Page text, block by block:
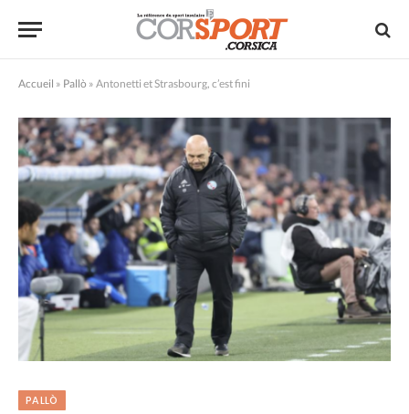
Accueil » Pallò » Antonetti et Strasbourg, c’est fini
PALLÒ